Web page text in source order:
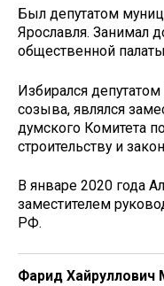
Был депутатом
Ярославля. Занимал
общественной
Избирался
созыва, являлся
думского Комитета
строительству и
В январе 2020 года
заместителем
РФ.
Фарид